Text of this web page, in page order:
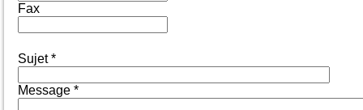
Fax
Sujet *
Message *